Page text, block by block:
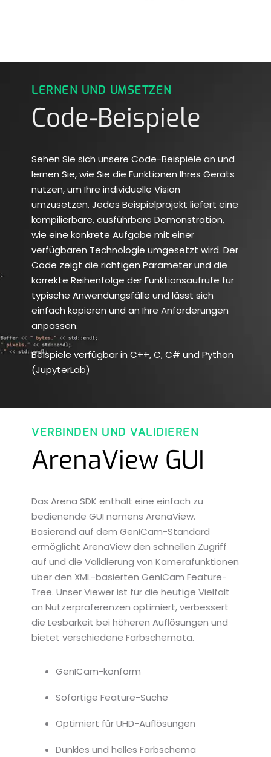
LERNEN UND UMSETZEN
Code-Beispiele
Sehen Sie sich unsere Code-Beispiele an und
lernen Sie, wie Sie die Funktionen Ihres Geräts
nutzen, um Ihre individuelle Vision
umzusetzen. Jedes Beispielprojekt liefert eine
kompilierbare, ausführbare Demonstration,
wie eine konkrete Aufgabe mit einer
verfügbaren Technologie umgesetzt wird. Der
Code zeigt die richtigen Parameter und die
korrekte Reihenfolge der Funktionsaufrufe für
typische Anwendungsfälle und lässt sich
einfach kopieren und an Ihre Anforderungen
anpassen.
Beispiele verfügbar in C++, C, C# und Python
(JupyterLab)
VERBINDEN UND VALIDIEREN
ArenaView GUI
Das Arena SDK enthält eine einfach zu
bedienende GUI namens ArenaView.
Basierend auf dem GenICam-Standard
ermöglicht ArenaView den schnellen Zugriff
auf und die Validierung von Kamerafunktionen
über den XML-basierten GenICam Feature-
Tree. Unser Viewer ist für die heutige Vielfalt
an Nutzerpräferenzen optimiert, verbessert
die Lesbarkeit bei höheren Auflösungen und
bietet verschiedene Farbschemata.
GenICam-konform
Sofortige Feature-Suche
Optimiert für UHD-Auflösungen
Dunkles und helles Farbschema